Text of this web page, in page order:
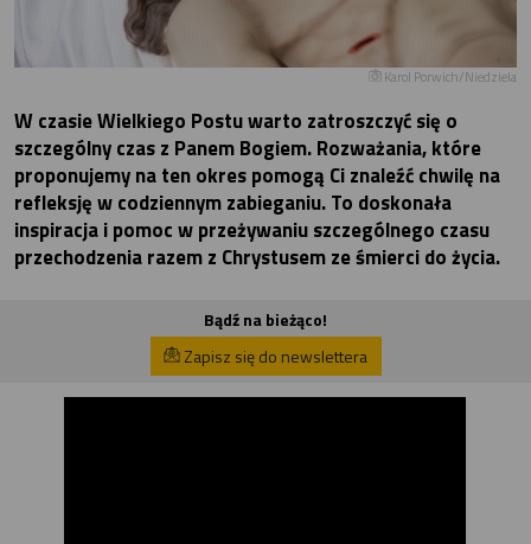
Karol Porwich/Niedziela
W czasie Wielkiego Postu warto zatroszczyć się o
szczególny czas z Panem Bogiem. Rozważania, które
proponujemy na ten okres pomogą Ci znaleźć chwilę na
refleksję w codziennym zabieganiu. To doskonała
inspiracja i pomoc w przeżywaniu szczególnego czasu
przechodzenia razem z Chrystusem ze śmierci do życia.
Bądź na bieżąco!
Zapisz się do newslettera